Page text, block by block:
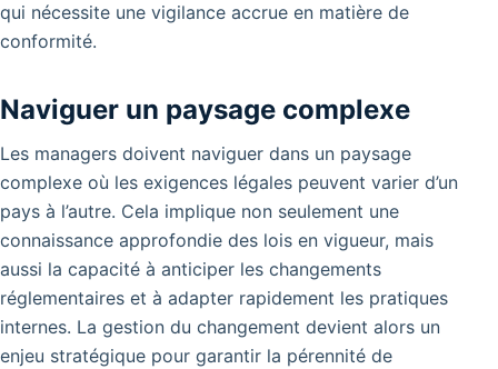
qui nécessite une vigilance accrue en matière de
conformité.
Naviguer un paysage complexe
Les managers doivent naviguer dans un paysage
complexe où les exigences légales peuvent varier d’un
pays à l’autre. Cela implique non seulement une
connaissance approfondie des lois en vigueur, mais
aussi la capacité à anticiper les changements
réglementaires et à adapter rapidement les pratiques
internes. La gestion du changement devient alors un
enjeu stratégique pour garantir la pérennité de